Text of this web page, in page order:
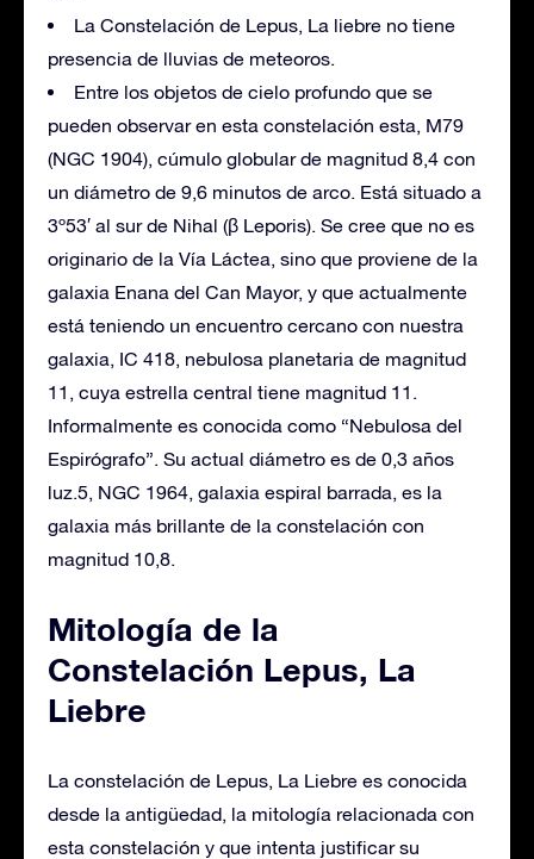
La Constelación de Lepus, La liebre no tiene
presencia de lluvias de meteoros.
Entre los objetos de cielo profundo que se
pueden observar en esta constelación esta, M79
(NGC 1904), cúmulo globular de magnitud 8,4 con
un diámetro de 9,6 minutos de arco. Está situado a
3º53′ al sur de Nihal (β Leporis). Se cree que no es
originario de la Vía Láctea, sino que proviene de la
galaxia Enana del Can Mayor, y que actualmente
está teniendo un encuentro cercano con nuestra
galaxia, IC 418, nebulosa planetaria de magnitud
11, cuya estrella central tiene magnitud 11.
Informalmente es conocida como “Nebulosa del
Espirógrafo”. Su actual diámetro es de 0,3 años
luz.5, NGC 1964, galaxia espiral barrada, es la
galaxia más brillante de la constelación con
magnitud 10,8.
Mitología de la
Constelación Lepus, La
Liebre
La constelación de Lepus, La Liebre es conocida
desde la antigüedad, la mitología relacionada con
esta constelación y que intenta justificar su